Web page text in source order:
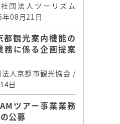
団法人ツーリズム
08月21日
観光案内機能の
務に係る企画提案
法人京都市観光協会 /
日
ツアー事業業務
公募